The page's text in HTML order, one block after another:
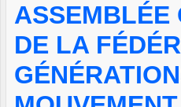
ASSEMBLÉE
DE LA